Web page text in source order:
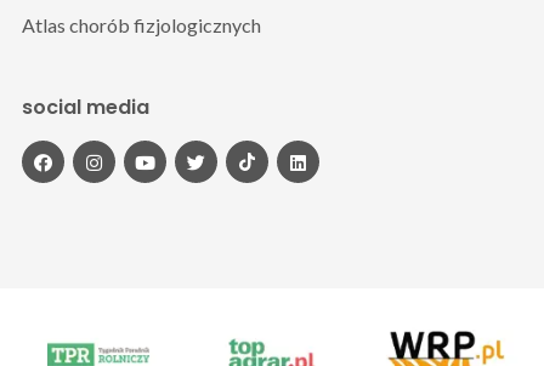
Atlas chorób fizjologicznych
social media